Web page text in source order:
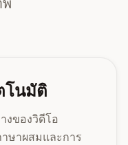
โนมัติ
งของวิดีโอ
ษาผสมและการ